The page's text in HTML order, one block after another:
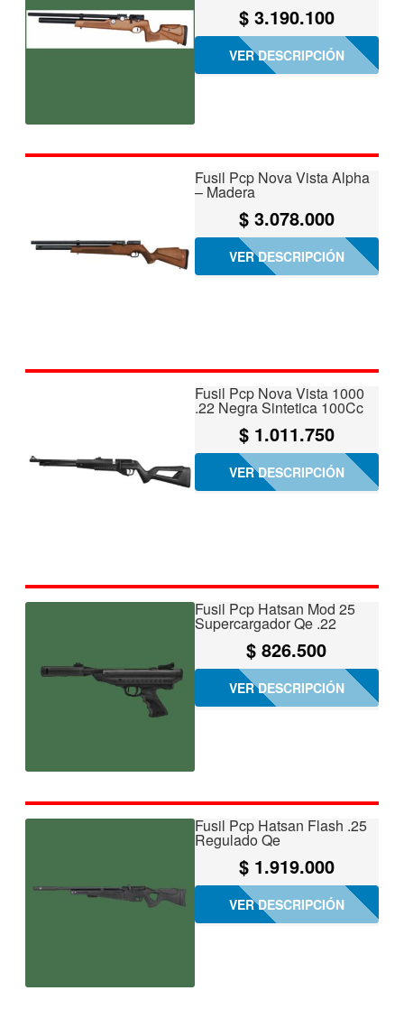
$3.190.100
VER DESCRIPCIÓN
Fusil Pcp Nova Vista Alpha
– Madera
$3.078.000
VER DESCRIPCIÓN
Fusil Pcp Nova Vista 1000
.22 Negra Sintetica 100Cc
$1.011.750
VER DESCRIPCIÓN
Fusil Pcp Hatsan Mod 25
Supercargador Qe .22
$ 826.500
VER DESCRIPCIÓN
Fusil Pcp Hatsan Flash .25
Regulado Qe
$1.919.000
VER DESCRIPCIÓN